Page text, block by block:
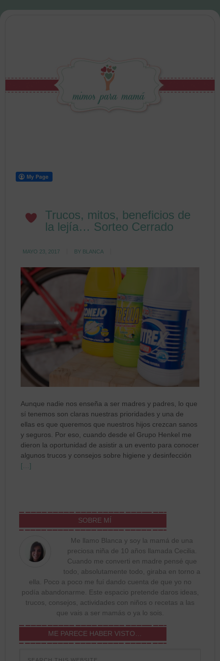
Trucos, mitos, beneficios de
la lejía… Sorteo Cerrado
MAYO 23, 2017 BY BLANCA
Aunque nadie nos enseña a ser madres y padres, lo que
sí tenemos son claras nuestras prioridades y una de
ellas es que queremos que nuestros hijos crezcan sanos
y seguros. Por eso, cuando desde el Grupo Henkel me
dieron la oportunidad de asistir a un evento para conocer
algunos trucos y consejos sobre higiene y desinfección
[…]
SOBRE MÍ
Me llamo Blanca y soy la mamá de una
preciosa niña de 10 años llamada Cecilia.
Cuando me converti en madre pensé que
todo, absolutamente todo, giraba en torno a
ella. Poco a poco me fuí dando cuenta de que yo no
podía abandonarme. Este espacio pretende daros ideas,
trucos, consejos, actividades con niños o recetas a las
que vais a ser mamás o ya lo sois.
ME PARECE HABER VISTO…